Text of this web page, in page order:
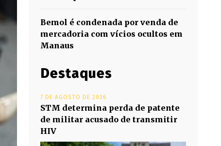
Bemol é condenada por venda de
mercadoria com vícios ocultos em
Manaus
Destaques
7 DE AGOSTO DE 2026
STM determina perda de patente
de militar acusado de transmitir
HIV